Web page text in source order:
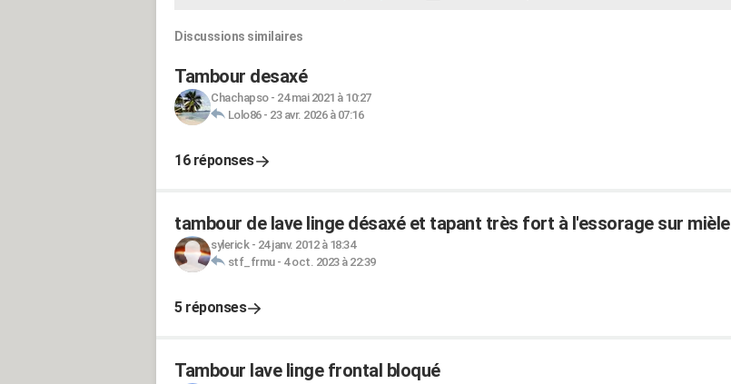
Discussions similaires
Tambour desaxé
Chachapso- 24 mai 2021 à 10:27
Lolo86- 23 avr. 2026 à 07:16
16 réponses
tambour de lave linge désaxé et tapant très fort à l'essorage sur mièle
sylerick- 24 janv. 2012 à 18:34
stf_frmu- 4 oct. 2023 à 22:39
5 réponses
Tambour lave linge frontal bloqué